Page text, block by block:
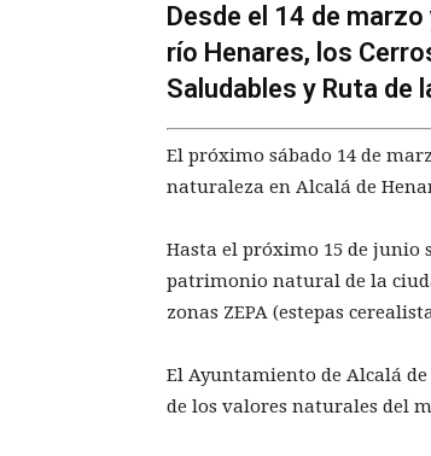
Desde el 14 de
río Henares, los
Saludables y Ruta de
El próximo sábado 14 de
naturaleza en Alcalá de
Hasta el próximo 15 de junio
patrimonio natural de la
zonas ZEPA (estepas
El Ayuntamiento de Alcalá
de los valores naturales del